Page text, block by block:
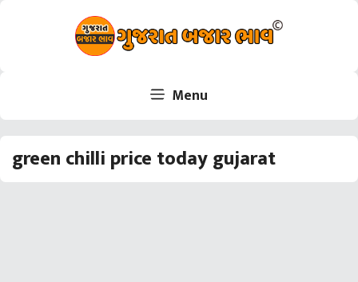
Skip
Menu
green chilli price today gujarat